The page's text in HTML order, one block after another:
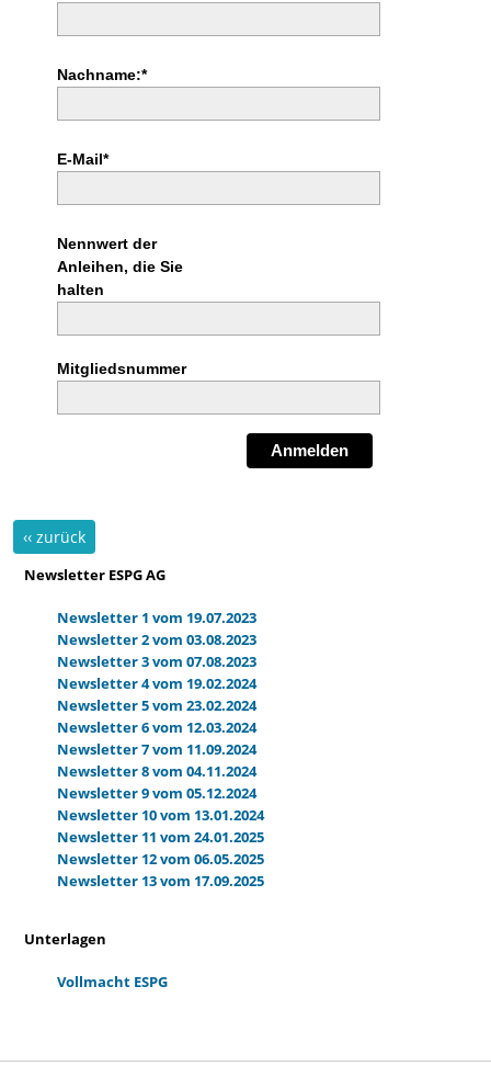
Nachname:*
E-Mail*
Nennwert der
Anleihen, die Sie
halten
Mitgliedsnummer
Anmelden
‹‹ zurück
Newsletter ESPG AG
Newsletter 1 vom 19.07.2023
Newsletter 2 vom 03.08.2023
Newsletter 3 vom 07.08.2023
Newsletter 4 vom 19.02.2024
Newsletter 5 vom 23.02.2024
Newsletter 6 vom 12.03.2024
Newsletter 7 vom 11.09.2024
Newsletter 8 vom 04.11.2024
Newsletter 9 vom 05.12.2024
Newsletter 10 vom 13.01.2024
Newsletter 11 vom 24.01.2025
Newsletter 12 vom 06.05.2025
Newsletter 13 vom 17.09.2025
Unterlagen
Vollmacht ESPG